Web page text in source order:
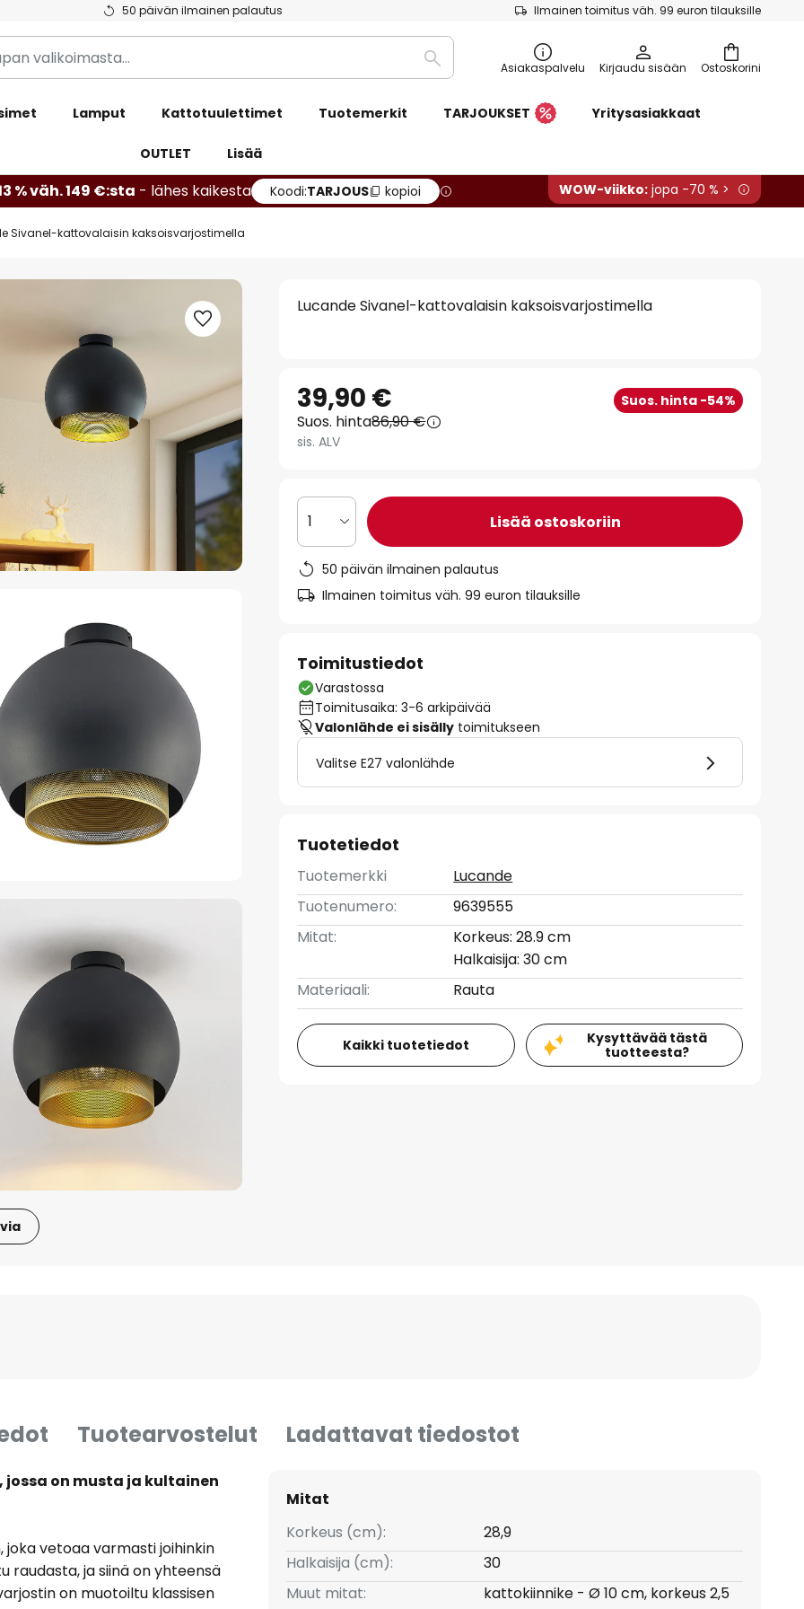
50 päivän ilmainen palautus Ilmainen toimitus väh. 99 euron tilauksille
Ostoskorini
Etsi Asiakaspalvelu Kirjaudu sisään
Lamput Kattotuulettimet Tuotemerkit TARJOUKSET Yritysasiakkaat
OUTLET Lisää
% väh. 149 €:sta - lähes kaikesta Koodi:TARJOUS kopioi WOW-viikko: jopa -70 % >
Sivanel-kattovalaisin kaksoisvarjostimella
Lucande Sivanel-kattovalaisin kaksoisvarjostimella
39,90 € Suos. hinta -54%
Suos. hinta86,90 €
sis. ALV
1 Lisää ostoskoriin
50 päivän ilmainen palautus
Ilmainen toimitus väh. 99 euron tilauksille
Toimitustiedot
Varastossa
Toimitusaika: 3-6 arkipäivää
Valonlähde ei sisälly toimitukseen
Valitse E27 valonlähde
Tuotetiedot
Tuotemerkki
Lucande
Tuotenumero:
9639555
Mitat:
Korkeus: 28.9 cm
Halkaisija: 30 cm
Materiaali:
Rauta
Kaikki tuotetiedot
Kysyttävää tästä
tuotteesta?
Tuotearvostelut Ladattavat tiedostot
on musta ja kultainen
joka vetoaa varmasti joihinkin
raudasta, ja siinä on yhteensä
on muotoiltu klassisen
Mitat
Korkeus (cm):
28,9
Halkaisija (cm):
30
Muut mitat:
kattokiinnike - Ø 10 cm, korkeus 2,5